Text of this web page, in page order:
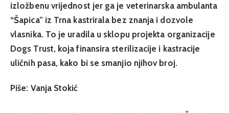
izložbenu vrijednost jer ga je veterinarska ambulanta
“Šapica” iz Trna kastrirala bez znanja i dozvole
vlasnika. To je uradila u sklopu projekta organizacije
Dogs Trust, koja finansira sterilizacije i kastracije
uličnih pasa, kako bi se smanjio njihov broj.
Piše: Vanja Stokić